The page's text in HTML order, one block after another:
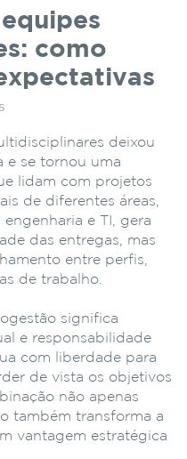
como
deixou
e se tornou uma
lidam com projetos
de diferentes áreas,
e TI, gera
das entregas, mas
entre perfis,
de trabalho.
significa
e responsabilidade
com liberdade para
de vista os objetivos
não apenas
também transforma a
vantagem estratégica